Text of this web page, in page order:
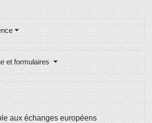
et formulaires
aux échanges européens